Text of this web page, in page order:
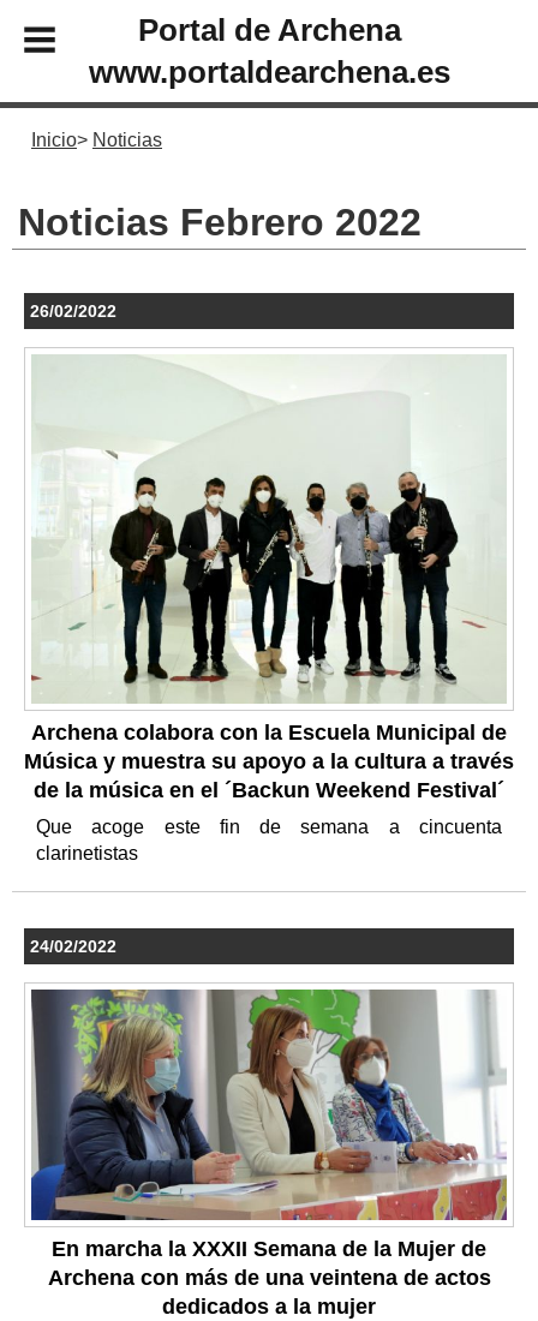
Portal de Archena
www.portaldearchena.es
Inicio Noticias
Noticias Febrero 2022
26/02/2022
Archena colabora con la Escuela Municipal de
Música y muestra su apoyo a la cultura a través
de la música en el ´Backun Weekend Festival´
Que acoge este fin de semana a cincuenta
clarinetistas
24/02/2022
En marcha la XXXII Semana de la Mujer de
Archena con más de una veintena de actos
dedicados a la mujer